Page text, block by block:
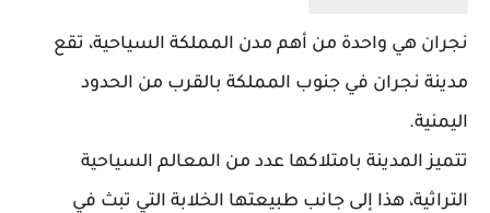
نجران هي واحدة من أهم مدن المملكة السياحية، تقع
مدينة نجران في جنوب المملكة بالقرب من الحدود
اليمنية.
تتميز المدينة بامتلاكها عدد من المعالم السياحية
التراثية، هذا إلى جانب طبيعتها الخلابة التي تبث في